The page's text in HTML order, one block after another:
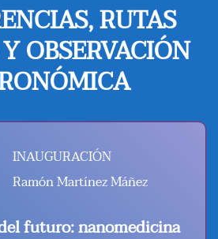
RUTAS
OBSERVACIÓN
INAUGURACIÓN
Ramón Martínez Máñez
futuro: nanomedicina